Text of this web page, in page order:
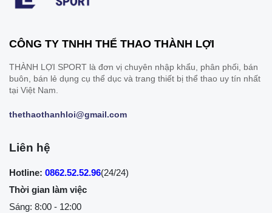
CÔNG TY TNHH THỂ THAO THÀNH LỢI
THÀNH LỢI SPORT là đơn vị chuyên nhập khẩu, phân phối, bán
buôn, bán lẻ dụng cụ thể dục và trang thiết bị thể thao uy tín nhất
tại Việt Nam.
thethaothanhloi@gmail.com
Liên hệ
Hotline: 0862.52.52.96(24/24)
Thời gian làm việc
Sáng: 8:00 - 12:00